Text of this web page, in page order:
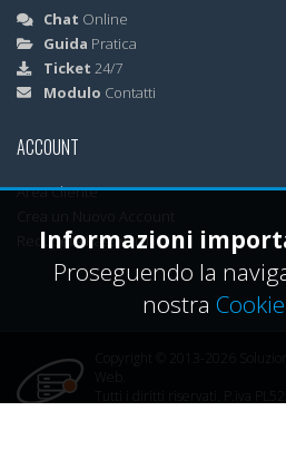
Chat Online
Guida Pratica
Ticket 24/7
Modulo Contatti
ACCOUNT
Area Cliente
Recupera Password
Copyright © 2013-2026
Tutti i diritti riservati. P.iva
Informazioni
Proseguendo la
nostra